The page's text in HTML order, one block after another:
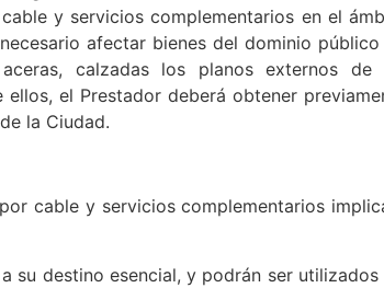
y servicios complementarios en el
afectar bienes del dominio
calzadas los planos externos de
el Prestador deberá obtener
la Ciudad.
cable y servicios complementarios
su destino esencial, y podrán ser utilizados